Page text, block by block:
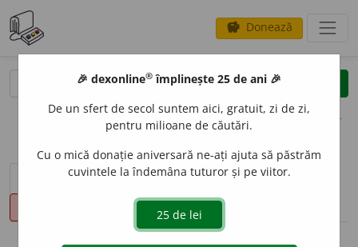
savings Donează
clear
opțiuni
sinteza definițiilor (1) definiții (19)
conjugări
🎉 dexonline® împlinește 25 de ani 🎉
De un sfert de secol suntem aici, gratuit, zi de zi,
pentru milioane de căutări.
Cu o mică donație aniversară ne-ați ajuta să păstrăm
cuvintele la îndemâna tuturor și pe viitor.